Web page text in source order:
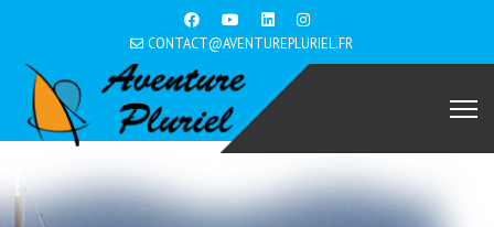
CONTACT@AVENTUREPLURIEL.FR